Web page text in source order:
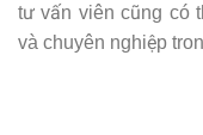
tư vấn viên cũng có
và chuyên nghiệp